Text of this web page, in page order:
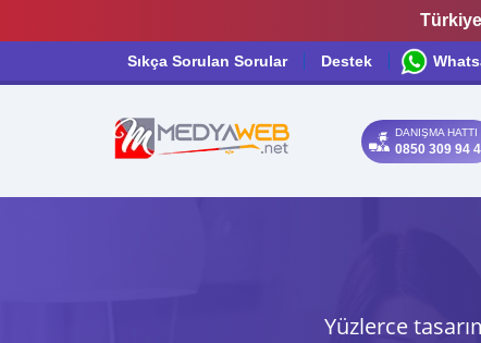
Sıkça Sorulan Sorular Destek
DANIŞMA HATTI
0850 309 94
Yüzlerce